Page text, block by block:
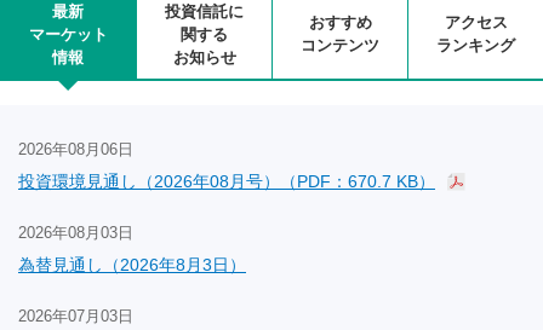
最新
マーケット
情報
投資信託に
関する
お知らせ
おすすめ
コンテンツ
アクセス
ランキング
2026年08月06日
投資環境見通し（2026年08月号）（PDF：670.7 KB）
2026年08月03日
為替見通し（2026年8月3日）
2026年07月03日